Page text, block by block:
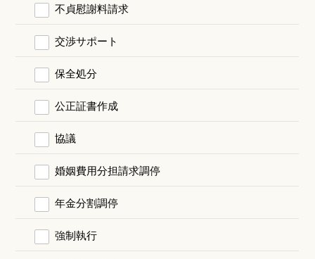
不貞慰謝料請求
交渉サポート
保全処分
公正証書作成
協議
婚姻費用分担請求調停
年金分割調停
強制執行